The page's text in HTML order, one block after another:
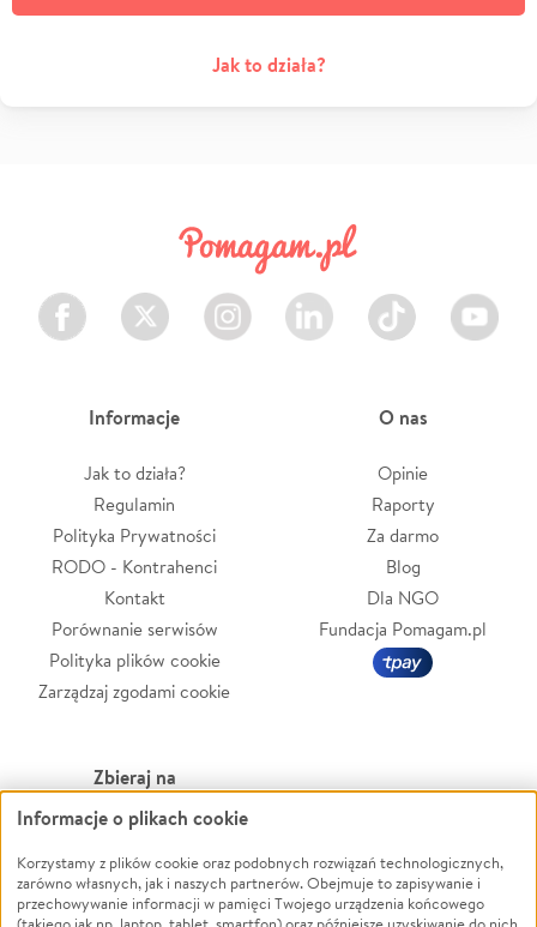
Jak to działa?
Facebook Twitter Instagram LinkedIn TikTok Youtube
Informacje
Jak to działa?
Regulamin
Polityka Prywatności
RODO - Kontrahenci
Kontakt
Porównanie serwisów
Polityka plików cookie
Zarządzaj zgodami cookie
O nas
Opinie
Raporty
Za darmo
Blog
Dla NGO
Fundacja Pomagam.pl
Zbieraj na
Leczenie
Zwierzęta
Pożar
Powódź
Wichura
Informacje o plikach cookie
Korzystamy z plików cookie oraz podobnych rozwiązań technologicznych,
zarówno własnych, jak i naszych partnerów. Obejmuje to zapisywanie i
przechowywanie informacji w pamięci Twojego urządzenia końcowego